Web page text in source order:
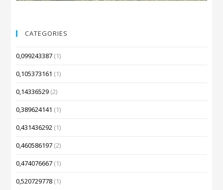
CATEGORIES
0,099243387 (1)
0,105373161 (1)
0,14336529 (2)
0,389624141 (1)
0,431436292 (1)
0,460586197 (2)
0,474076667 (1)
0,520729778 (1)